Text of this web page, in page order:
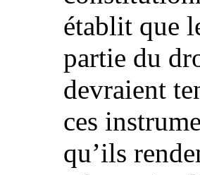
établit que
partie du
devraient
ces
qu’ils